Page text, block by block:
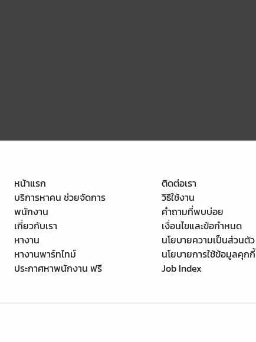
หน้าแรก
บริการหาคน ช่วยจัดการ
พนักงาน
เกี่ยวกับเรา
หางาน
หางานพาร์ทไทม์
ประกาศหาพนักงาน ฟรี
ติดต่อเรา
วิธีใช้งาน
คำถามที่พบบ่อย
เงื่อนไขและข้อกำหนด
นโยบายความเป็นส่วนตัว
นโยบายการใช้ข้อมูลคุกกี้
Job Index